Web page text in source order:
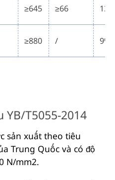
≥645 ≥66 13%
≥880 / 9%
T5055-2014
sản xuất theo tiêu
Trung Quốc và có độ
N/mm2.